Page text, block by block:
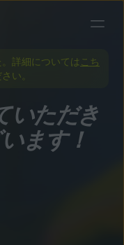
詳細については こち
い。
いただき
ます！